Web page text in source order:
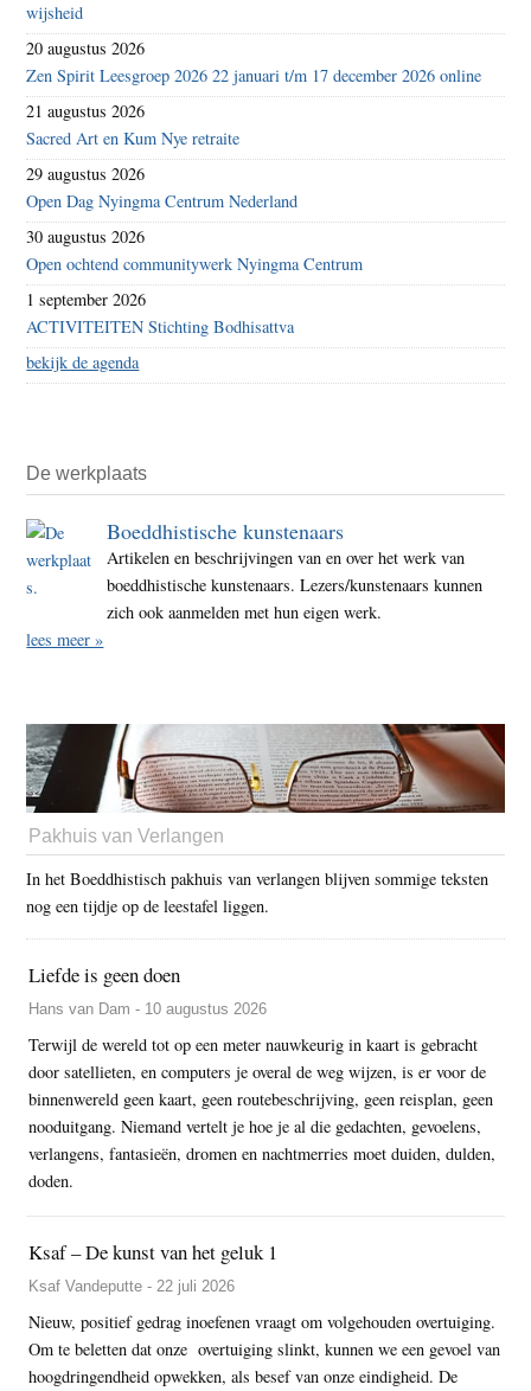
wijsheid
20 augustus 2026
Zen Spirit Leesgroep 2026 22 januari t/m 17 december 2026 online
21 augustus 2026
Sacred Art en Kum Nye retraite
29 augustus 2026
Open Dag Nyingma Centrum Nederland
30 augustus 2026
Open ochtend communitywerk Nyingma Centrum
1 september 2026
ACTIVITEITEN Stichting Bodhisattva
bekijk de agenda
De werkplaats
Boeddhistische kunstenaars
Artikelen en beschrijvingen van en over het werk van
boeddhistische kunstenaars. Lezers/kunstenaars kunnen
zich ook aanmelden met hun eigen werk.
lees meer »
Pakhuis van Verlangen
In het Boeddhistisch pakhuis van verlangen blijven sommige teksten
nog een tijdje op de leestafel liggen.
Liefde is geen doen
Hans van Dam - 10 augustus 2026
Terwijl de wereld tot op een meter nauwkeurig in kaart is gebracht
door satellieten, en computers je overal de weg wijzen, is er voor de
binnenwereld geen kaart, geen routebeschrijving, geen reisplan, geen
nooduitgang. Niemand vertelt je hoe je al die gedachten, gevoelens,
verlangens, fantasieën, dromen en nachtmerries moet duiden, dulden,
doden.
Ksaf – De kunst van het geluk 1
Ksaf Vandeputte - 22 juli 2026
Nieuw, positief gedrag inoefenen vraagt om volgehouden overtuiging.
Om te beletten dat onze overtuiging slinkt, kunnen we een gevoel van
hoogdringendheid opwekken, als besef van onze eindigheid. De